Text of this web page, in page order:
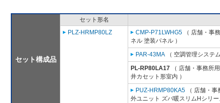
セット構成品
セット形名
PLZ-HRMP80LZ
CMP-P71LWHG5 （ 店舗・事
ネル 塗装パネル ）
PAR-43MA （ 空調管理システ
PL-RP80LA17 （ 店舗・事務所
井カセット形室内 ）
PUZ-HRMP80KA5 （ 店舗・
外ユニット ズバ暖スリムHシリ